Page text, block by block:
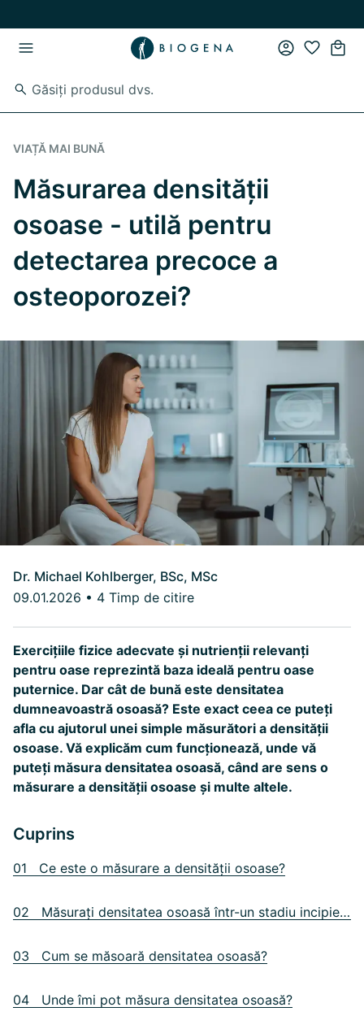
VIAȚĂ MAI BUNĂ
Măsurarea densității
osoase - utilă pentru
detectarea precoce a
osteoporozei?
Dr. Michael Kohlberger, BSc, MSc
09.01.2026 • 4 Timp de citire
Exercițiile fizice adecvate și nutrienții relevanți
pentru oase reprezintă baza ideală pentru oase
puternice. Dar cât de bună este densitatea
dumneavoastră osoasă? Este exact ceea ce puteți
afla cu ajutorul unei simple măsurători a densității
osoase. Vă explicăm cum funcționează, unde vă
puteți măsura densitatea osoasă, când are sens o
măsurare a densității osoase și multe altele.
Cuprins
01 Ce este o măsurare a densității osoase?
02 Măsurați densitatea osoasă într-un stadiu incipient
03 Cum se măsoară densitatea osoasă?
04 Unde îmi pot măsura densitatea osoasă?